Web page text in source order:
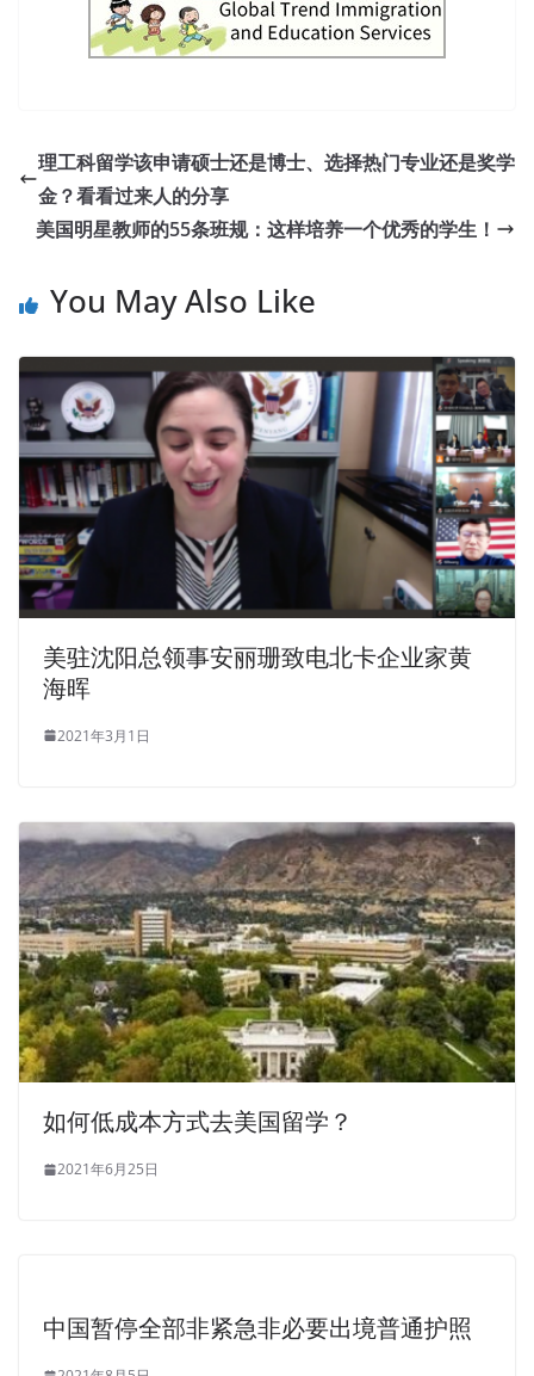
理工科留学该申请硕士还是博士、选择热门专业还是奖学
金？看看过来人的分享
美国明星教师的55条班规：这样培养一个优秀的学生！
You May Also Like
美驻沈阳总领事安丽珊致电北卡企业家黄
海晖
2021年3月1日
如何低成本方式去美国留学？
2021年6月25日
中国暂停全部非紧急非必要出境普通护照